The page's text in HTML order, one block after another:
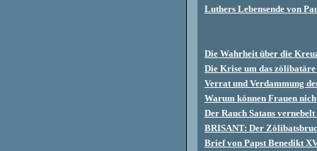
Luthers Lebensende von
Die Wahrheit über die
Die Krise um das
Verrat und Verdammung
Warum können Frauen
Der Rauch Satans
BRISANT: Der
Brief von Papst Benedikt